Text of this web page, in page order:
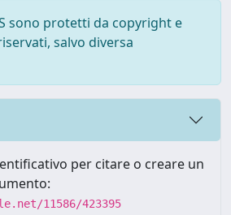
sono protetti da copyright e
salvo diversa
per citare o creare un
11586/423395